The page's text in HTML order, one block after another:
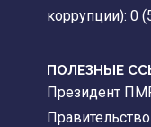
коррупции): 0
ПОЛЕЗНЫЕ
Президент